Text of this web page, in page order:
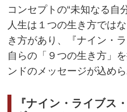
コンセプトの“未知なる自
人生は１つの生き方では
き方があり、『ナイン・
自らの「９つの生き方」
ンドのメッセージが込めら
『ナイン・ライブス